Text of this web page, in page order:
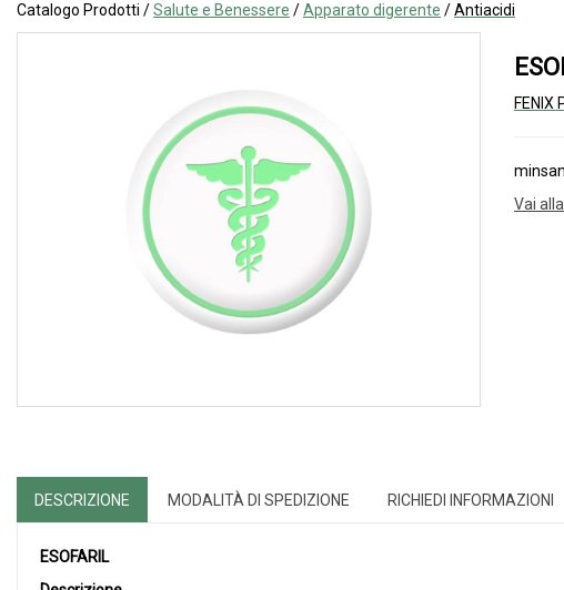
Catalogo Prodotti /Salute e Benessere /Apparato digerente /Antiacidi
FENIX
Vai
DESCRIZIONE MODALITÀ DI SPEDIZIONE RICHIEDI INFORMAZIONI
ESOFARIL